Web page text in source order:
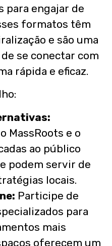
para engajar de
formatos têm
e são uma
se conectar com
rápida e eficaz.
MassRoots e o
ao público
podem servir de
locais.
Participe de
para
mais
oferecem um